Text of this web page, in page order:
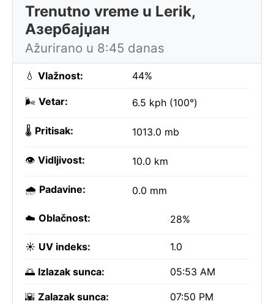
Trenutno vreme u Lerik,
Азербајџан
Ažurirano u 8:45 danas
💧 Vlažnost: 44%
🌬️ Vetar: 6.5 kph (100°)
🌡️ Pritisak: 1013.0 mb
👁️ Vidljivost: 10.0 km
🌧️ Padavine: 0.0 mm
☁️ Oblačnost: 28%
☀️ UV indeks: 1.0
🌅 Izlazak sunca: 05:53 AM
🌇 Zalazak sunca: 07:50 PM